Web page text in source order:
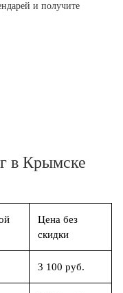
и получите
в Крымске
Цена без
скидки
3 100 руб.